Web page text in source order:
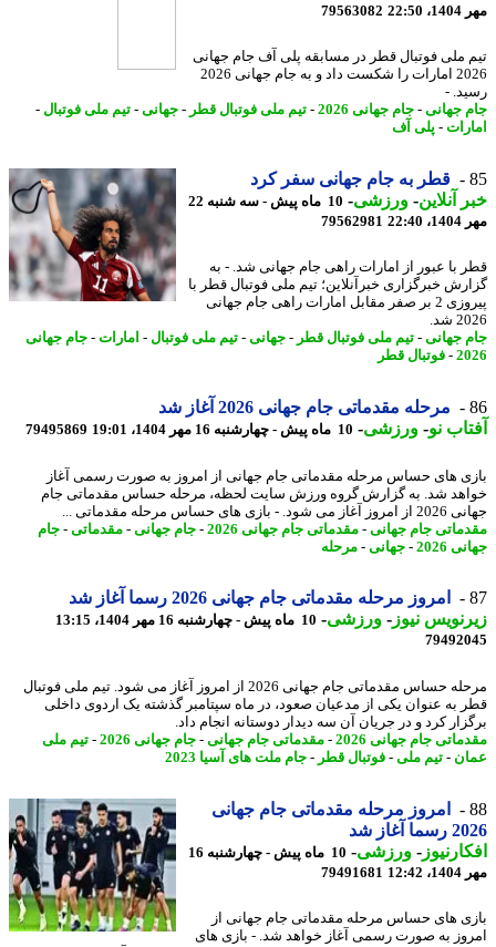
79563082
ملی فوتبال قطر در مسابقه پلی آف جام جهانی
2026 امارات را شکست داد و به جام جهانی 2026
-
جهانی-جام جهانی 2026 -تیم ملی فوتبال قطر -جهانی-تیم ملی فوتبال-
- پلی آف
قطر به جام جهانی سفر کرد
آنلاین-ورزشی-
10 ماه پیش - سه شنبه 22
79562981
با عبور از امارات راهی جام جهانی شد. - به
خبرگزاری خبرآنلاین؛ تیم ملی فوتبال قطر با
پیروزی 2 بر صفر مقابل امارات راهی جام جهانی
جهانی-تیم ملی فوتبال قطر -جهانی-تیم ملی فوتبال-امارات- جام جهانی
-فوتبال قطر
مرحله مقدماتی جام جهانی 2026 آغاز شد
نو- ورزشی-10 ماه پیش - چهارشنبه 16 مهر 1404، 19:01 79495869
های حساس مرحله مقدماتی جام جهانی از امروز به صورت رسمی آغاز
شد. به گزارش گروه ورزش سایت لحظه، مرحله حساس مقدماتی جام
- بازی های حساس مرحله مقدماتی ...
جام جهانی-مقدماتی جام جهانی 2026 -جام جهانی-مقدماتی-جام
2026
-جهانی-مرحله
امروز مرحله مقدماتی جام جهانی 2026 رسما آغاز شد
نیوز-ورزشی-10 ماه پیش - چهارشنبه 16 مهر 1404، 13:15
مرحله حساس مقدماتی جام جهانی 2026 از امروز آغاز می شود. تیم ملی فوتبال
به عنوان یکی از مدعیان صعود، در ماه سپتامبر گذشته یک اردوی داخلی
کرد و در جریان آن سه دیدار دوستانه انجام داد.
جام جهانی 2026
-مقدماتی جام جهانی-جام جهانی 2026 -تیم ملی
-تیم ملی -فوتبال قطر -جام ملت های آسیا 2023
امروز مرحله مقدماتی جام جهانی
شد
-ورزشی-
10 ماه پیش - چهارشنبه 16
79491681
های حساس مرحله مقدماتی جام جهانی از
به صورت رسمی آغاز خواهد شد. - بازی های